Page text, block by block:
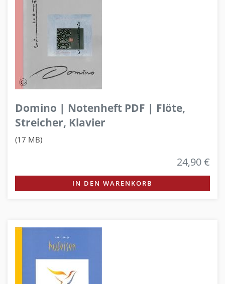
Domino | Notenheft PDF | Flöte,
Streicher, Klavier
(17 MB)
24,90 €
IN DEN WARENKORB